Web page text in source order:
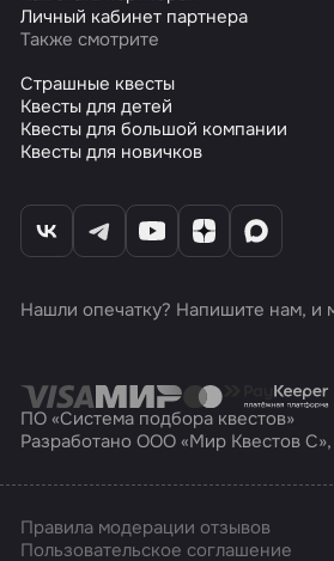
Личный кабинет партнера
Также смотрите
Страшные квесты
Квесты для детей
Квесты для большой компании
Квесты для новичков
Нашли опечатку? Напишите нам, и
ПО «Система подбора квестов»
Разработано ООО «Мир Квестов
Правила модерации отзывов
Пользовательское соглашение